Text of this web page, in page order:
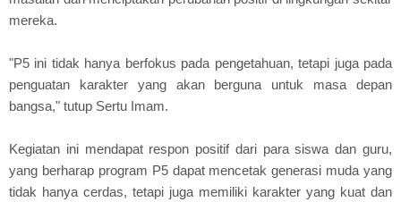
mereka.
"P5 ini tidak hanya berfokus pada pengetahuan, tetapi juga pada
penguatan karakter yang akan berguna untuk masa depan
bangsa," tutup Sertu Imam.
Kegiatan ini mendapat respon positif dari para siswa dan guru,
yang berharap program P5 dapat mencetak generasi muda yang
tidak hanya cerdas, tetapi juga memiliki karakter yang kuat dan